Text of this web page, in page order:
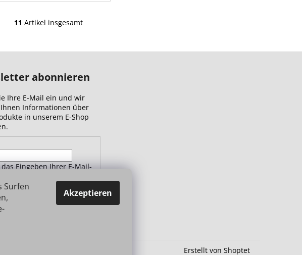
Surfen
Akzeptieren
S
e
r
e
l
e
e
n
t
e
11 Artikel insgesamt
abonnieren
Ihre E-Mail ein und wir
Informationen über
in unserem E-Shop
Eingeben Ihrer E-Mail-
zu.
Erstellt von Shoptet